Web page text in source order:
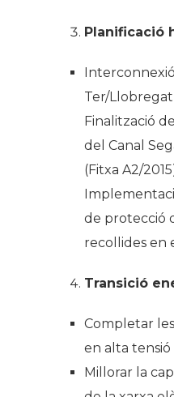
Planificació
Ter/Llobregat
Finalització
del Canal
(Fitxa A2/
de protecció
recollides en
Transició
Completar
en alta tensió
Millorar la